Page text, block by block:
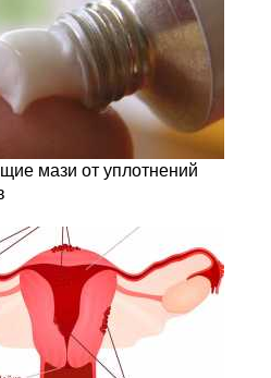
мази от уплотнений